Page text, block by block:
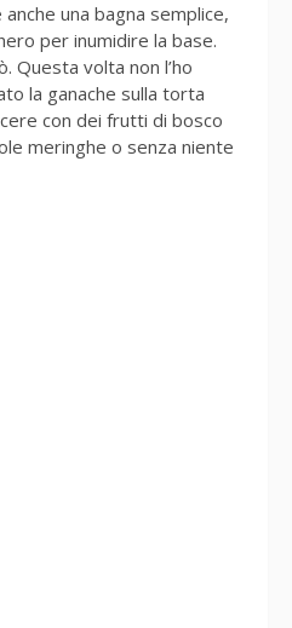
una bagna semplice,
per inumidire la base.
Questa volta non l’ho
la ganache sulla torta
con dei frutti di bosco
meringhe o senza niente